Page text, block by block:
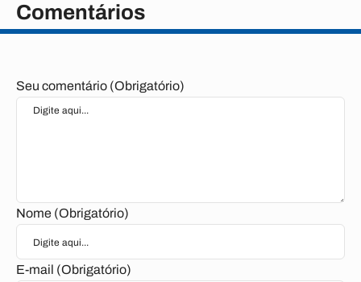
Comentários
Seu comentário (Obrigatório)
Nome (Obrigatório)
E-mail (Obrigatório)